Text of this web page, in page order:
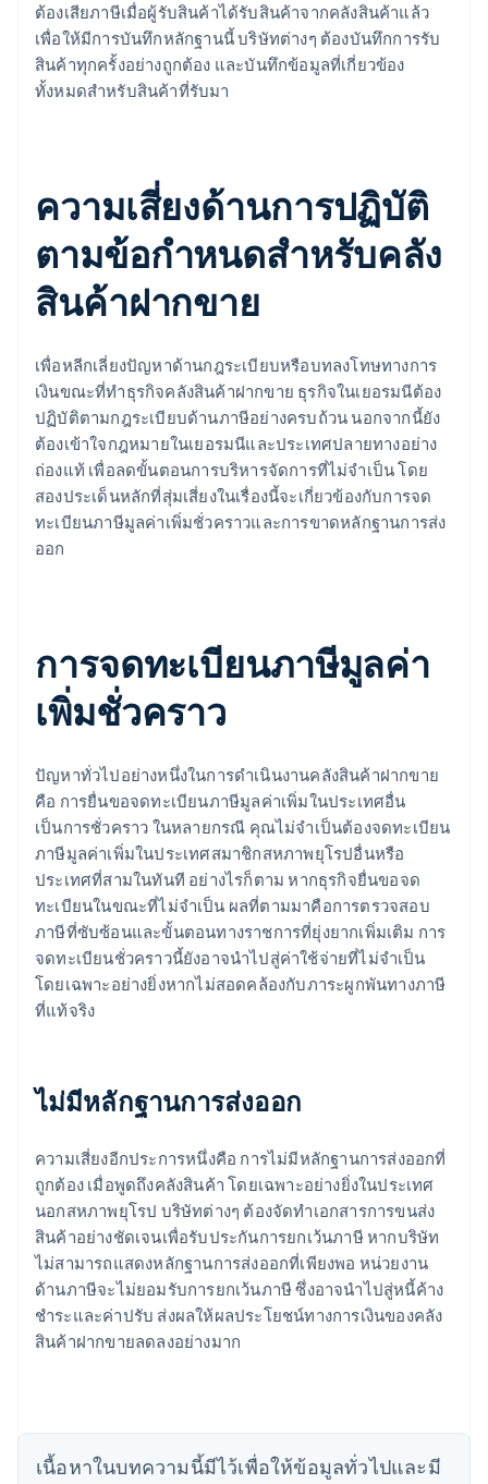
ต้องเสียภาษีเมื่อผู้รับสินค้าได้รับสินค้าจากคลังสินค้าแล้ว
เพื่อให้มีการบันทึกหลักฐานนี้ บริษัทต่างๆ ต้องบันทึกการรับ
สินค้าทุกครั้งอย่างถูกต้อง และบันทึกข้อมูลที่เกี่ยวข้อง
ทั้งหมดสำหรับสินค้าที่รับมา
ความเสี่ยงด้านการปฏิบัติ
ตามข้อกำหนดสำหรับคลัง
สินค้าฝากขาย
เพื่อหลีกเลี่ยงปัญหาด้านกฎระเบียบหรือบทลงโทษทางการ
เงินขณะที่ทำธุรกิจคลังสินค้าฝากขาย ธุรกิจในเยอรมนีต้อง
ปฏิบัติตามกฎระเบียบด้านภาษีอย่างครบถ้วน นอกจากนี้ยัง
ต้องเข้าใจกฎหมายในเยอรมนีและประเทศปลายทางอย่าง
ถ่องแท้ เพื่อลดขั้นตอนการบริหารจัดการที่ไม่จำเป็น โดย
สองประเด็นหลักที่สุ่มเสี่ยงในเรื่องนี้จะเกี่ยวข้องกับการจด
ทะเบียนภาษีมูลค่าเพิ่มชั่วคราวและการขาดหลักฐานการส่ง
ออก
การจดทะเบียนภาษีมูลค่า
เพิ่มชั่วคราว
ปัญหาทั่วไปอย่างหนึ่งในการดำเนินงานคลังสินค้าฝากขาย
คือ การยื่นขอจดทะเบียนภาษีมูลค่าเพิ่มในประเทศอื่น
เป็นการชั่วคราว ในหลายกรณี คุณไม่จำเป็นต้องจดทะเบียน
ภาษีมูลค่าเพิ่มในประเทศสมาชิกสหภาพยุโรปอื่นหรือ
ประเทศที่สามในทันที อย่างไรก็ตาม หากธุรกิจยื่นขอจด
ทะเบียนในขณะที่ไม่จำเป็น ผลที่ตามมาคือการตรวจสอบ
ภาษีที่ซับซ้อนและขั้นตอนทางราชการที่ยุ่งยากเพิ่มเติม การ
จดทะเบียนชั่วคราวนี้ยังอาจนำไปสู่ค่าใช้จ่ายที่ไม่จำเป็น
โดยเฉพาะอย่างยิ่งหากไม่สอดคล้องกับภาระผูกพันทางภาษี
ที่แท้จริง
ไม่มีหลักฐานการส่งออก
ความเสี่ยงอีกประการหนึ่งคือ การไม่มีหลักฐานการส่งออกที่
ถูกต้อง เมื่อพูดถึงคลังสินค้า โดยเฉพาะอย่างยิ่งในประเทศ
นอกสหภาพยุโรป บริษัทต่างๆ ต้องจัดทำเอกสารการขนส่ง
สินค้าอย่างชัดเจนเพื่อรับประกันการยกเว้นภาษี หากบริษัท
ไม่สามารถแสดงหลักฐานการส่งออกที่เพียงพอ หน่วยงาน
ด้านภาษีจะไม่ยอมรับการยกเว้นภาษี ซึ่งอาจนำไปสู่หนี้ค้าง
ชำระและค่าปรับ ส่งผลให้ผลประโยชน์ทางการเงินของคลัง
สินค้าฝากขายลดลงอย่างมาก
เนื้อหาในบทความนี้มีไว้เพื่อให้ข้อมูลทั่วไปและมี
กรีซ
แคนาดา
English